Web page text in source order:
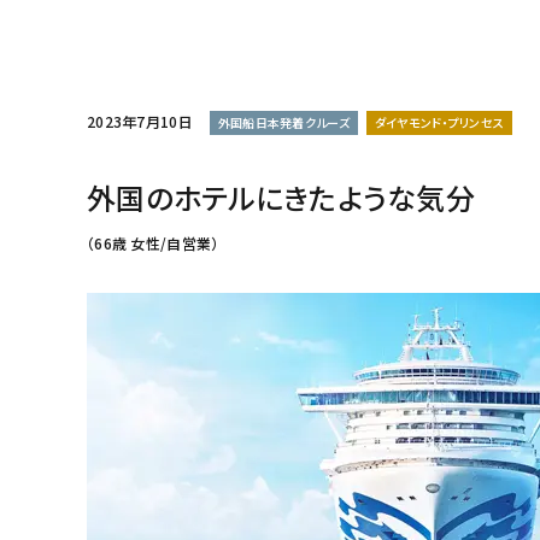
2023年7月10日 外国船日本発着クルーズ ダイヤモンド・プリンセス
外国のホテルにきたような気分
（66歳 女性/自営業）